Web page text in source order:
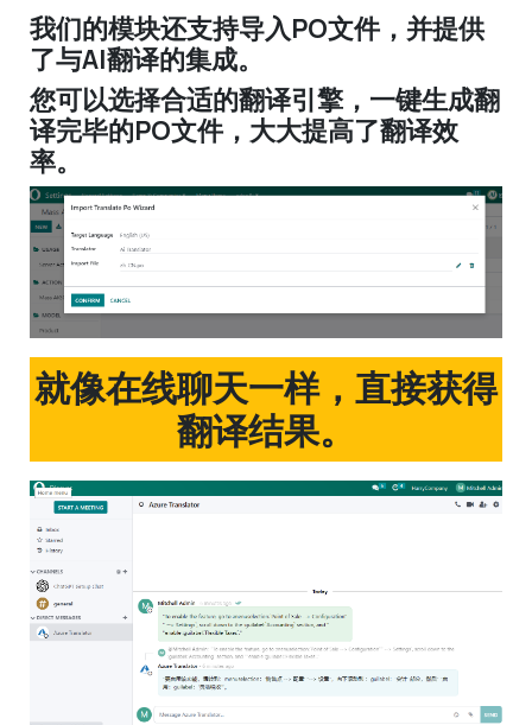
我们的模块还支持导入PO文件，并提供
了与AI翻译的集成。
您可以选择合适的翻译引擎，一键生成翻
译完毕的PO文件，大大提高了翻译效
率。
就像在线聊天一样，直接获得
翻译结果。